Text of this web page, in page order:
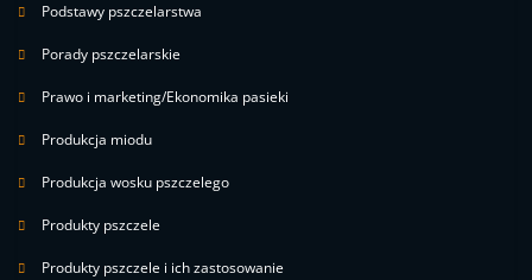
Podstawy pszczelarstwa
Porady pszczelarskie
Prawo i marketing/Ekonomika pasieki
Produkcja miodu
Produkcja wosku pszczelego
Produkty pszczele
Produkty pszczele i ich zastosowanie